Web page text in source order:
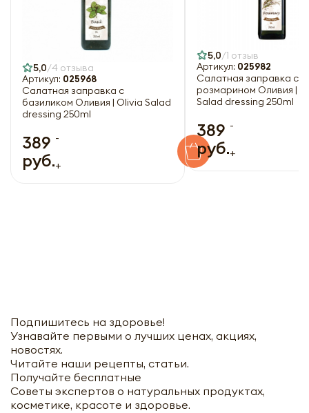
5,0 4 отзыва
Артикул: 025968
Cалатная заправка с
базиликом Оливия | Olivia Salad
dressing 250ml
389
руб.
-
+
5,0 1 отзыв
Артикул: 025982
Салатная заправка с
розмарином Оливия |
Salad dressing 250ml
389
руб.
-
+
Подпишитесь на здоровье!
Узнавайте первыми о лучших ценах, акциях,
новостях.
Читайте наши рецепты, статьи.
Получайте бесплатные
Советы экспертов о натуральных продуктах,
косметике, красоте и здоровье.